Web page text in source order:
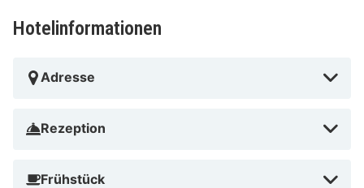
Hotelinformationen
Adresse
Rezeption
Frühstück